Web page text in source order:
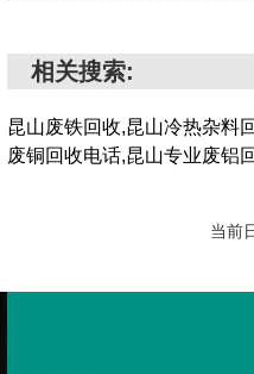
相关搜索:
昆山废铁回收,昆山冷热杂料
废铜回收电话,昆山专业废铝
当前